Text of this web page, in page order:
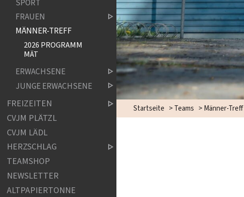
Startseite >Teams >Männer-Treff
SPORT
FRAUEN
MÄNNER-TREFF
2026 PROGRAMM
MÄT
ERWACHSENE
JUNGE ERWACHSENE
FREIZEITEN
CVJM PLÄTZL
CVJM LÄDL
HERZSCHLAG
TEAMSHOP
NEWSLETTER
ALTPAPIERTONNE